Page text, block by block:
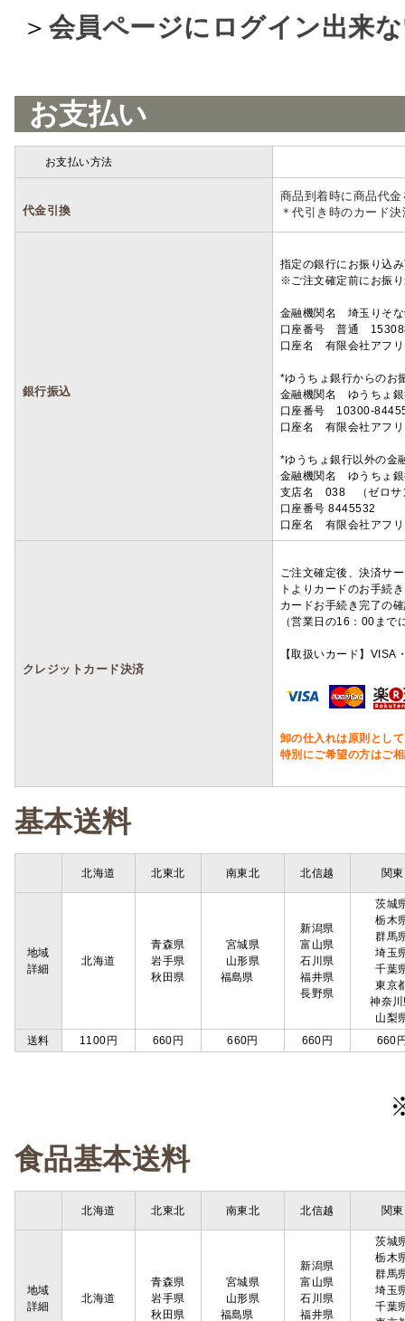
＞ 会員ページにログイン出来
お支払い
お支払い方法
代金引換
商品到着時に商品代
＊代引き時のカード
銀行振込
指定の銀行にお振り込
※ご注文確定前にお振
金融機関名 埼玉りそ
口座番号 普通
口座名 有限会社アフ
*ゆうちょ銀行からのお
金融機関名 ゆうちょ
口座番号 10300-
口座名 有限会社アフ
*ゆうちょ銀行以外の金
金融機関名 ゆうちょ
支店名 038 （ゼロサ
口座番号 8445532
口座名 有限会社アフ
クレジットカード決済
ご注文確定後、決済サ
トよりカードのお手続
カードお手続き完了の
（営業日の16：00ま
【取扱いカード】
卸の仕入れは原則とし
特別にご希望の方はご
基本送料
北海道 北東北 南東北 北信越 関東
地域
詳細
北海道
青森県
岩手県
秋田県
宮城県
山形県
福島県
新潟県
富山県
石川県
福井県
長野県
茨城
栃木
群馬
埼玉
千葉
東京
神奈
山梨
送料
1100円 660円 660円 660円 660
食品基本送料
北海道 北東北 南東北 北信越 関東
地域
詳細
北海道
青森県
岩手県
秋田県
宮城県
山形県
福島県
新潟県
富山県
石川県
福井県
茨城
栃木
群馬
埼玉
千葉